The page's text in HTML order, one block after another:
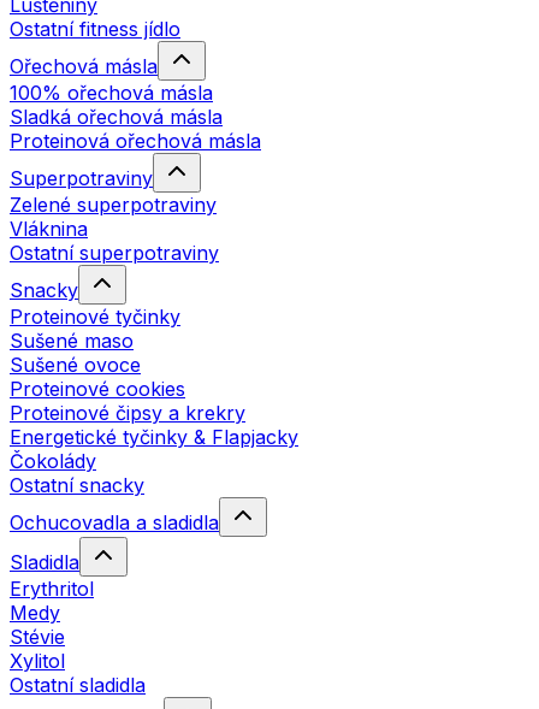
Luštěniny
Ostatní fitness jídlo
Ořechová másla
100% ořechová másla
Sladká ořechová másla
Proteinová ořechová másla
Superpotraviny
Zelené superpotraviny
Vláknina
Ostatní superpotraviny
Snacky
Proteinové tyčinky
Sušené maso
Sušené ovoce
Proteinové cookies
Proteinové čipsy a krekry
Energetické tyčinky & Flapjacky
Čokolády
Ostatní snacky
Ochucovadla a sladidla
Sladidla
Erythritol
Medy
Stévie
Xylitol
Ostatní sladidla